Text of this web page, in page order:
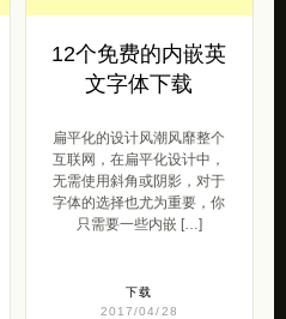
12个免费的内嵌英
文字体下载
扁平化的设计风潮风靡整个
互联网，在扁平化设计中，
无需使用斜角或阴影，对于
字体的选择也尤为重要，你
只需要一些内嵌 […]
下载
2017/04/28